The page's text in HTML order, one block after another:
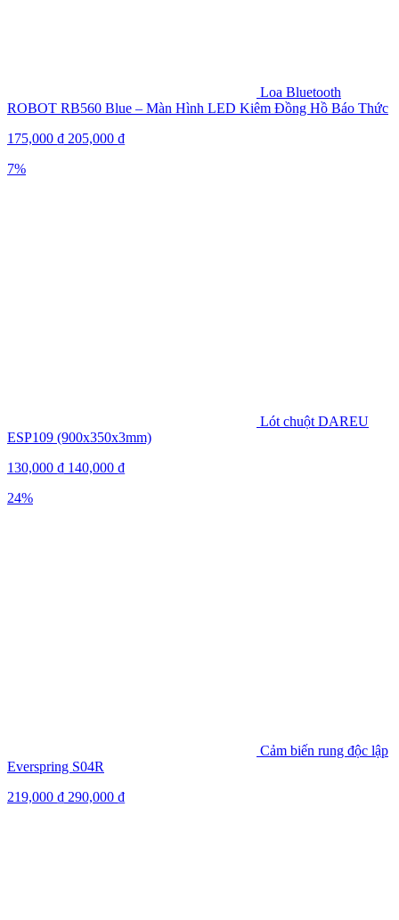
Loa Bluetooth
ROBOT RB560 Blue – Màn Hình LED Kiêm Đồng Hồ Báo Thức
175,000 ₫ 205,000 ₫
7%
Lót chuột DAREU
ESP109 (900x350x3mm)
130,000 ₫ 140,000 ₫
24%
Cảm biến rung độc lập
Everspring S04R
219,000 ₫ 290,000 ₫